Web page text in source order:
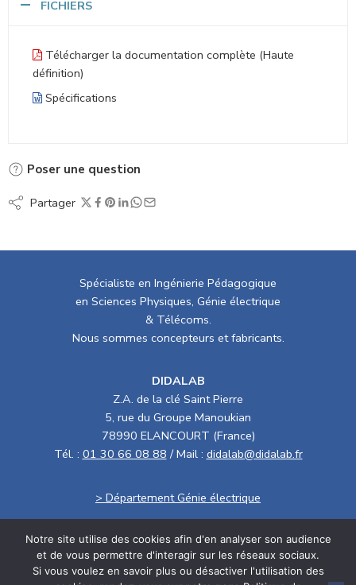
Pour accéder à la page de spécifications d’un
2011, » Cliquez ici
FICHIERS
définition)
Spécifications
Spécialiste en Ingénierie Pédagogique
en Sciences Physiques, Génie électrique
& Télécoms.
Nous sommes concepteurs et fabricants.
Z.A. de la clé Saint Pierre
5, rue du Groupe Manoukian
78990 ELANCOURT (France)
Tél. :01 30 66 08 88/ Mail :didalab@didalab.fr
Notre site utilise des cookies afin d'en analyser son audience
et de vous permettre d'interagir sur les réseaux sociaux.
Si vous voulez en savoir plus ou désactiver l'utilisation des